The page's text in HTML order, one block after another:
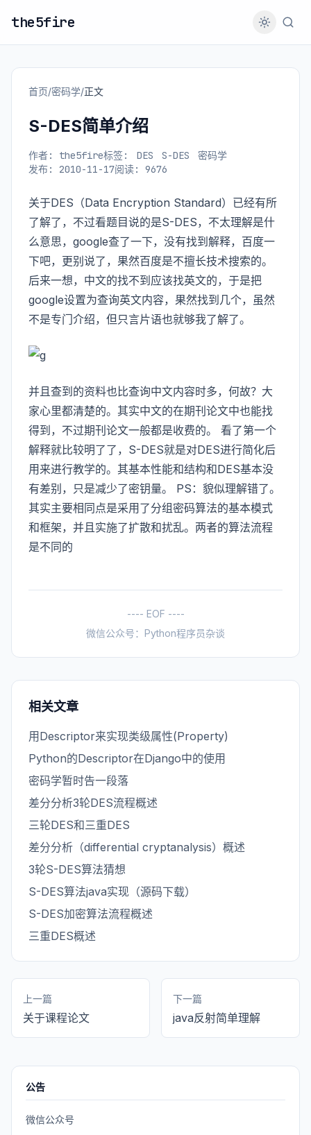
the5fire
首页/密码学/正文
S-DES简单介绍
作者: the5fire标签: DES S-DES
密码学
发布: 2010-11-17阅读: 9676
关于DES（Data Encryption Standard）已经有所
了解了，不过看题目说的是S-DES，不太理解是什
么意思，google查了一下，没有找到解释，百度一
下吧，更别说了，果然百度是不擅长技术搜索的。
后来一想，中文的找不到应该找英文的，于是把
google设置为查询英文内容，果然找到几个，虽然
不是专门介绍，但只言片语也就够我了解了。
并且查到的资料也比查询中文内容时多，何故？大
家心里都清楚的。其实中文的在期刊论文中也能找
得到，不过期刊论文一般都是收费的。 看了第一个
解释就比较明了了，S-DES就是对DES进行简化后
用来进行教学的。其基本性能和结构和DES基本没
有差别，只是减少了密钥量。 PS：貌似理解错了。
其实主要相同点是采用了分组密码算法的基本模式
和框架，并且实施了扩散和扰乱。两者的算法流程
是不同的
---- EOF ----
微信公众号：Python程序员杂谈
相关文章
用Descriptor来实现类级属性(Property)
Python的Descriptor在Django中的使用
密码学暂时告一段落
差分分析3轮DES流程概述
三轮DES和三重DES
差分分析（differential cryptanalysis）概述
3轮S-DES算法猜想
S-DES算法java实现（源码下载）
S-DES加密算法流程概述
三重DES概述
上一篇
关于课程论文
下一篇
java反射简单理解
公告
微信公众号